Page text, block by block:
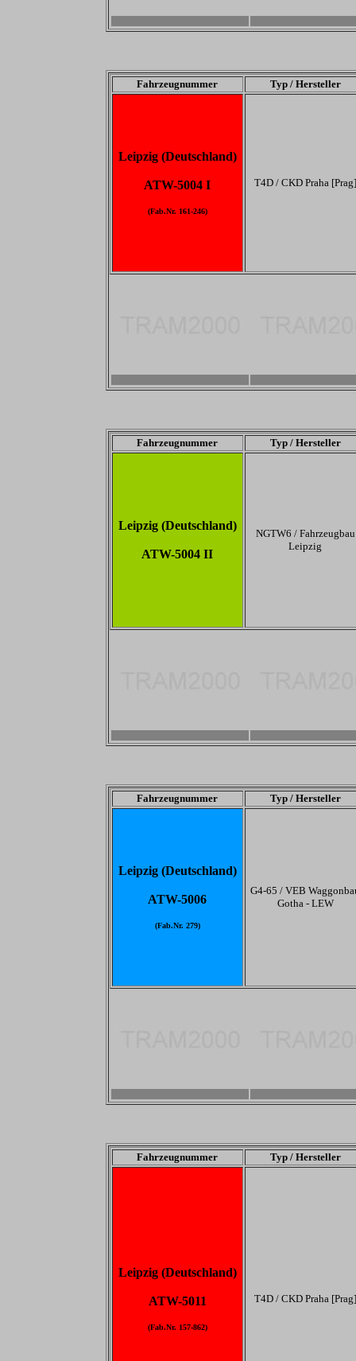
Fahrzeugnummer Typ / Hersteller
Leipzig (Deutschland)
ATW-5004 I
(Fab.Nr. 161-246)
T4D / CKD Praha [Prag]
Fahrzeugnummer Typ / Hersteller
Leipzig (Deutschland)
ATW-5004 II
NGTW6 / Fahrzeugbau
Leipzig
Fahrzeugnummer Typ / Hersteller
Leipzig (Deutschland)
ATW-5006
(Fab.Nr. 279)
G4-65 / VEB
Gotha - LEW
Fahrzeugnummer Typ / Hersteller
Leipzig (Deutschland)
ATW-5011
(Fab.Nr. 157-862)
T4D / CKD Praha [Prag]